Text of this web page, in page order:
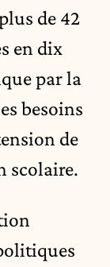
de 42
en dix
par la
besoins
de
scolaire.